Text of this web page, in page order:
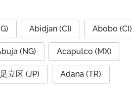
Abidjan (CI) Abobo (CI)
(NG) Acapulco (MX)
立区 (JP) Adana (TR)